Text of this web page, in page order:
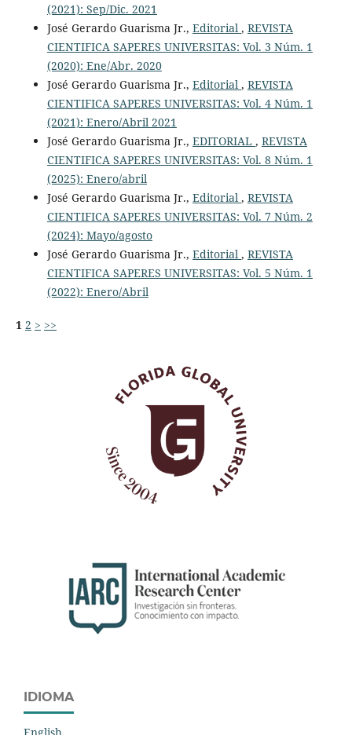
(2021): Sep/Dic. 2021
José Gerardo Guarisma Jr., Editorial , REVISTA
CIENTIFICA SAPERES UNIVERSITAS: Vol. 3 Núm. 1
(2020): Ene/Abr. 2020
José Gerardo Guarisma Jr., Editorial , REVISTA
CIENTIFICA SAPERES UNIVERSITAS: Vol. 4 Núm. 1
(2021): Enero/Abril 2021
José Gerardo Guarisma Jr., EDITORIAL , REVISTA
CIENTIFICA SAPERES UNIVERSITAS: Vol. 8 Núm. 1
(2025): Enero/abril
José Gerardo Guarisma Jr., Editorial , REVISTA
CIENTIFICA SAPERES UNIVERSITAS: Vol. 7 Núm. 2
(2024): Mayo/agosto
José Gerardo Guarisma Jr., Editorial , REVISTA
CIENTIFICA SAPERES UNIVERSITAS: Vol. 5 Núm. 1
(2022): Enero/Abril
1 2 > >>
IDIOMA